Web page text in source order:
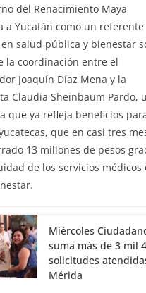
del Renacimiento Maya
a Yucatán como un referente
salud pública y bienestar
la coordinación entre el
Joaquín Díaz Mena y la
Claudia Sheinbaum Pardo,
que ya refleja beneficios
que en casi tres
13 millones de pesos
de los servicios médicos
Miércoles
suma más de 3 mil
solicitudes
Mérida